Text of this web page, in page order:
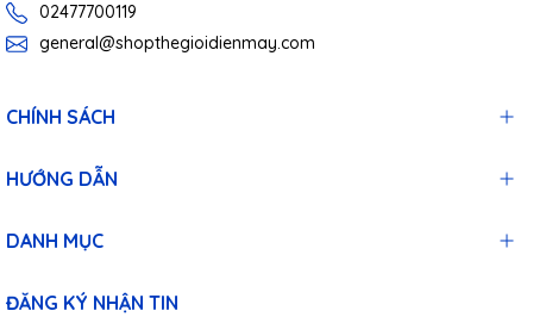
02477700119
general@shopthegioidienmay.com
CHÍNH SÁCH
HƯỚNG DẪN
DANH MỤC
ĐĂNG KÝ NHẬN TIN